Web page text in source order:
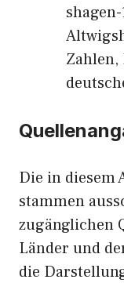
Zahlen,
Die in diesem
stammen
zugänglichen
Länder und
die